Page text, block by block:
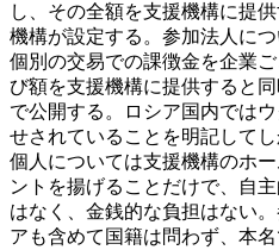
し、その全額を支援機構に提
機構が設定する。参加法人に
個別の交易での課徴金を企業
び額を支援機構に提供すると
で公開する。ロシア国内では
せされていることを明記して
個人については支援機構のホ
ントを揚げることだけで、自
はなく、金銭的な負担はない
アも含めて国籍は問わず、本